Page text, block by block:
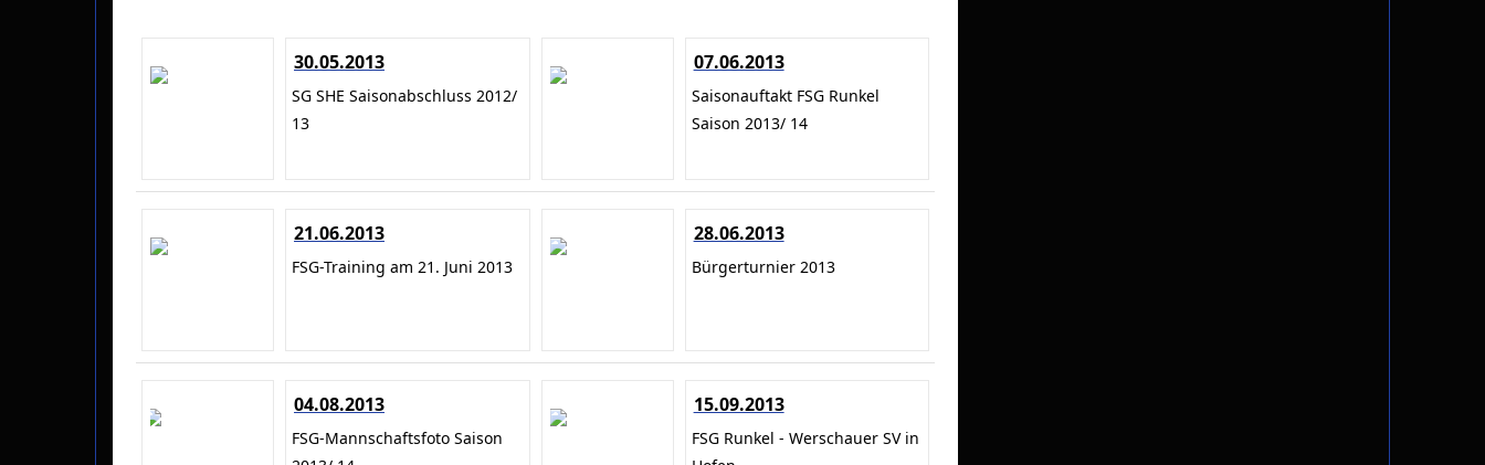
30.05.2013
SG SHE Saisonabschluss 2012/
13
07.06.2013
Saisonauftakt FSG Runkel
Saison 2013/ 14
21.06.2013
FSG-Training am 21. Juni 2013
28.06.2013
Bürgerturnier 2013
04.08.2013
FSG-Mannschaftsfoto Saison
15.09.2013
FSG Runkel - Werschauer SV in